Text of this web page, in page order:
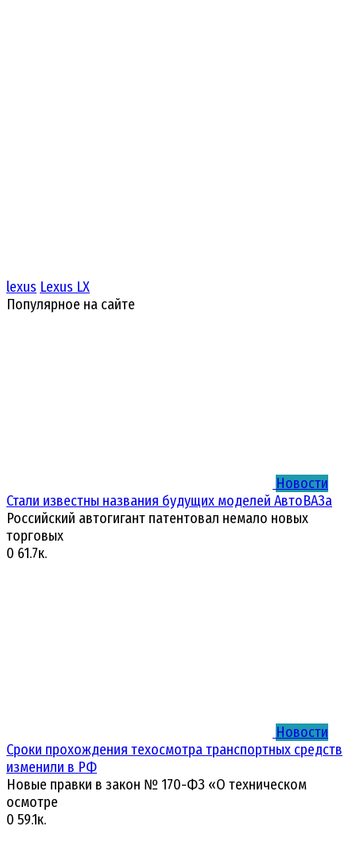
lexus Lexus LX
Популярное на сайте
Новости
Стали известны названия будущих моделей АвтоВАЗа
Российский автогигант патентовал немало новых
торговых
0 61.7к.
Новости
Сроки прохождения техосмотра транспортных средств
изменили в РФ
Новые правки в закон № 170-ФЗ «О техническом
осмотре
0 59.1к.